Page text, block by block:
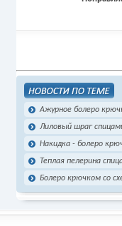
Ажурное болеро
Лиловый шраг
Накидка - болеро
Теплая пелерина
Болеро крючком со